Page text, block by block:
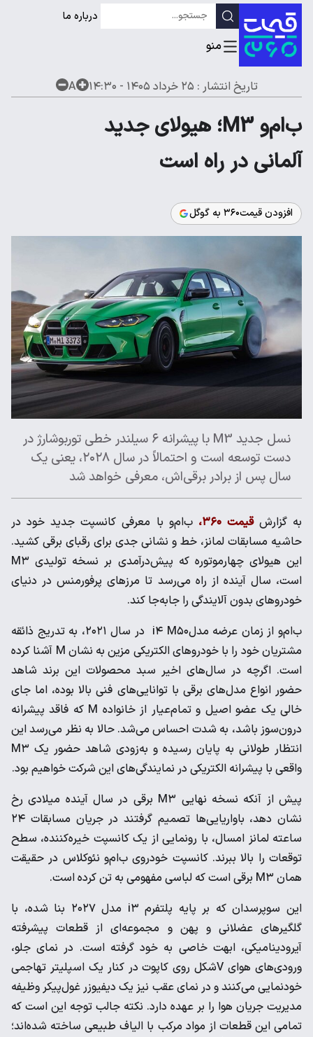
درباره ما
تاریخ انتشار : ۲۵ خرداد ۱۴۰۵ - ۱۴:۳۰ A
ب‌ام‌و M3؛ هیولای جدید
آلمانی در راه است
افزودن قیمت۳۶۰ به گوگل
نسل جدید M3 با پیشرانه ۶ سیلندر خطی توربوشارژ در
دست توسعه است و احتمالاً در سال ۲۰۲۸، یعنی یک
سال پس از برادر برقی‌اش، معرفی خواهد شد
به گزارشقیمت ۳۶۰،
ب‌ام‌و با معرفی کانسپت جدید خود در
حاشیه مسابقات لمانز، خط و نشانی جدی برای رقبای برقی کشید.
این هیولای چهارموتوره که پیش‌درآمدی بر نسخه تولیدی M۳
است، سال آینده از راه می‌رسد تا مرزهای پرفورمنس در دنیای
خودروهای بدون آلایندگی را جابه‌جا کند.
ب‌ام‌و از زمان عرضه مدلi۴ M۵۰ در سال ۲۰۲۱، به تدریج ذائقه
مشتریان خود را با خودروهای الکتریکی مزین به نشان M آشنا کرده
است. اگرچه در سال‌های اخیر سبد محصولات این برند شاهد
حضور انواع مدل‌های برقی با توانایی‌های فنی بالا بوده، اما جای
خالی یک عضو اصیل و تمام‌عیار از خانواده M که فاقد پیشرانه
درون‌سوز باشد، به شدت احساس می‌شد. حالا به نظر می‌رسد این
انتظار طولانی به پایان رسیده و به‌زودی شاهد حضور یک M۳
واقعی با پیشرانه الکتریکی در نمایندگی‌های این شرکت خواهیم بود.
پیش از آنکه نسخه نهایی M۳ برقی در سال آینده میلادی رخ
نشان دهد، باواریایی‌ها تصمیم گرفتند در جریان مسابقات ۲۴
ساعته لمانز امسال، با رونمایی از یک کانسپت خیره‌کننده، سطح
توقعات را بالا ببرند. کانسپت خودروی ب‌ام‌و نئوکلاس در حقیقت
همان M۳ برقی است که لباسی مفهومی به تن کرده است.
این سوپرسدان که بر پایه پلتفرم i۳ مدل ۲۰۲۷ بنا شده، با
گلگیرهای عضلانی و پهن و مجموعه‌ای از قطعات پیشرفته
آیرودینامیکی، ابهت خاصی به خود گرفته است. در نمای جلو،
ورودی‌های هوای Vشکل روی کاپوت در کنار یک اسپلیتر تهاجمی
خودنمایی می‌کنند و در نمای عقب نیز یک دیفیوزر غول‌پیکر وظیفه
مدیریت جریان هوا را بر عهده دارد. نکته جالب توجه این است که
تمامی این قطعات از مواد مرکب با الیاف طبیعی ساخته شده‌اند؛